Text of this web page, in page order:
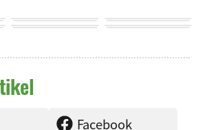
Facebook